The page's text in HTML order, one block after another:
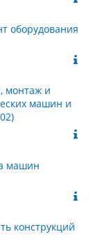
оборудования
монтаж и
машин и
машин
конструкций